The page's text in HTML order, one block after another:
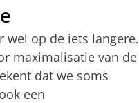
wel op de iets langere.
maximalisatie van de
dat we soms
een